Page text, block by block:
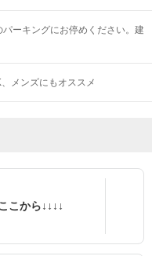
ーキングにお停めください。建
メンズにもオススメ
こから↓↓↓↓